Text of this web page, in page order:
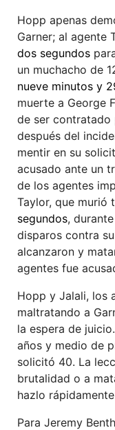
Hopp apenas
Garner; al agente
dos segundos
un muchacho de
nueve minutos y
muerte a George
de ser
después del
mentir en su
acusado ante un
de los agentes
Taylor, que murió
segundos,
disparos contra
alcanzaron y
agentes fue
Hopp y Jalali, los
maltratando a
la espera de
años y medio de
solicitó 40. La
brutalidad o a
hazlo
Para Jeremy